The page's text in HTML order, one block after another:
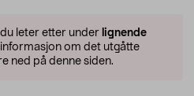
leter etter under lignende
informasjon om det utgåtte
ned på denne siden.